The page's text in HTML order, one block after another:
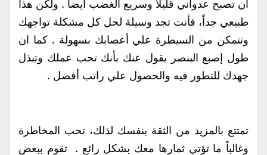
أن تصبح عدواني قليلاً وسريع الغضب أيضاً . ولكن هذا
طبيعي جداً، فأنت تجد وسيلة لحل كل مشكلة تواجهك
وتتمكن من السيطرة علي أعصابك بسهولة . كما ان
طول إصبع البنصر يقول عنك بأنك تحب عملك وتبذل
جهدك للتطور فيه والحصول علي راتب أفضل .
تمتتع بالمزيد من الثقة بنفسك لذلك، تحب المخاطرة
وغالباً ما تؤتي ثمارها معك بشكل رائع . تقوم ببعض